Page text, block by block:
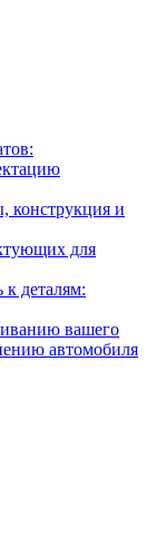
конструкция и
для
к деталям:
вашего
автомобиля